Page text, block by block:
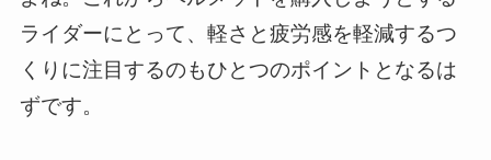
ライダーにとって、軽さと疲労感を軽減するつ
くりに注目するのもひとつのポイントとなるは
ずです。